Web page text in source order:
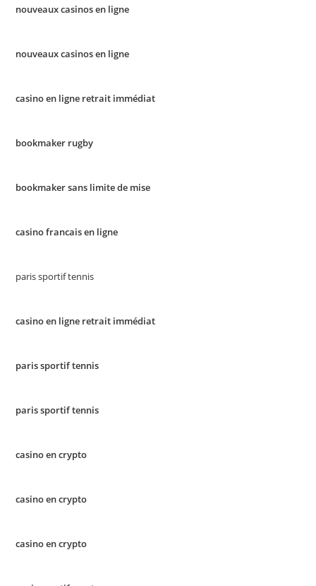
nouveaux casinos en ligne
nouveaux casinos en ligne
casino en ligne retrait immédiat
bookmaker rugby
bookmaker sans limite de mise
casino francais en ligne
paris sportif tennis
casino en ligne retrait immédiat
paris sportif tennis
paris sportif tennis
casino en crypto
casino en crypto
casino en crypto